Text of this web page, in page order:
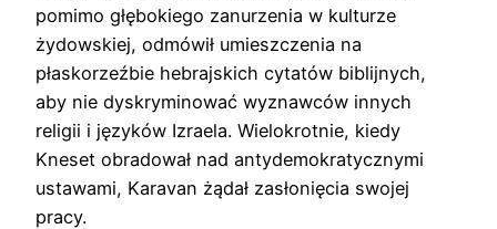
pomimo głębokiego zanurzenia w kulturze
żydowskiej, odmówił umieszczenia na
płaskorzeźbie hebrajskich cytatów biblijnych,
aby nie dyskryminować wyznawców innych
religii i języków Izraela. Wielokrotnie, kiedy
Kneset obradował nad antydemokratycznymi
ustawami, Karavan żądał zasłonięcia swojej
pracy.